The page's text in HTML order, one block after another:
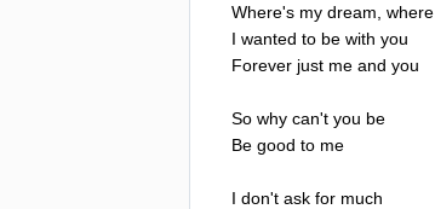
Where's my dream where
I wanted to be with you
Forever just me and you
So why can't you be
Be good to me
I don't ask for much